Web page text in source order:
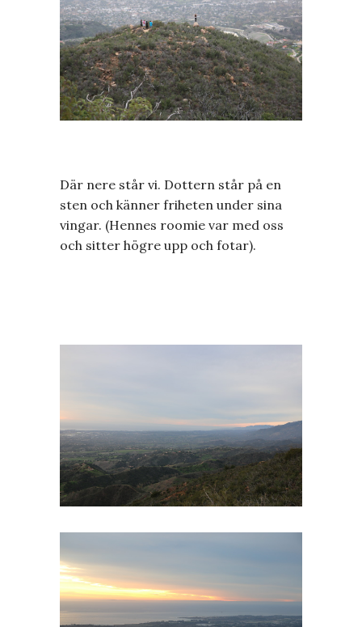
Där nere står vi. Dottern står på en
sten och känner friheten under sina
vingar. (Hennes roomie var med oss
och sitter högre upp och fotar).